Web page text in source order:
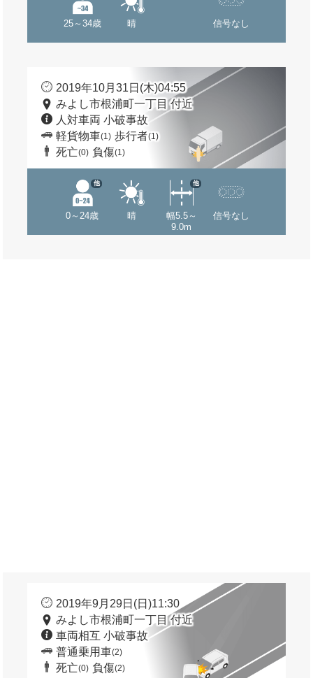
25～34歳 晴 信号なし
2019年10月31日(木)04:55
みよし市根浦町一丁目 付近
人対車両 小破事故
軽貨物車(1) 歩行者(1)
死亡(0) 負傷(1)
0～24歳
他
晴
幅5.5～
9.0m
他
信号なし
2019年9月29日(日)11:30
みよし市根浦町一丁目 付近
車両相互 小破事故
普通乗用車(2)
死亡(0) 負傷(2)